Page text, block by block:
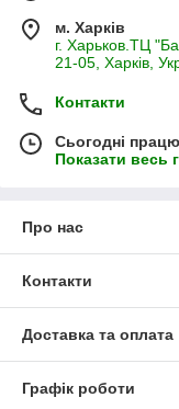
м. Харків
г. Харьков.ТЦ
21-05, Харків,
Контакти
Сьогодні
Показати весь
Про нас
Контакти
Доставка та оплата
Графік роботи